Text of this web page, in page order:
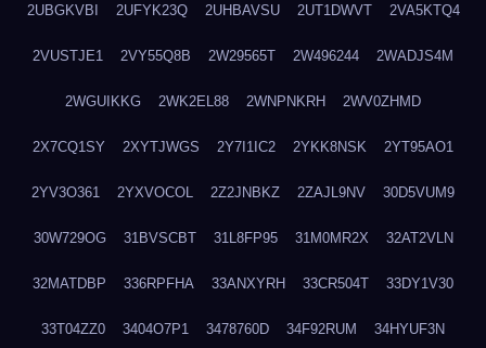
2UBGKVBI 2UFYK23Q 2UHBAVSU 2UT1DWVT 2VA5KTQ4
2VUSTJE1 2VY55Q8B 2W29565T 2W496244 2WADJS4M
2WGUIKKG 2WK2EL88 2WNPNKRH 2WV0ZHMD
2X7CQ1SY 2XYTJWGS 2Y7I1IC2 2YKK8NSK 2YT95AO1
2YV3O361 2YXVOCOL 2Z2JNBKZ 2ZAJL9NV 30D5VUM9
30W729OG 31BVSCBT 31L8FP95 31M0MR2X 32AT2VLN
32MATDBP 336RPFHA 33ANXYRH 33CR504T 33DY1V30
33T04ZZ0 3404O7P1 3478760D 34F92RUM 34HYUF3N